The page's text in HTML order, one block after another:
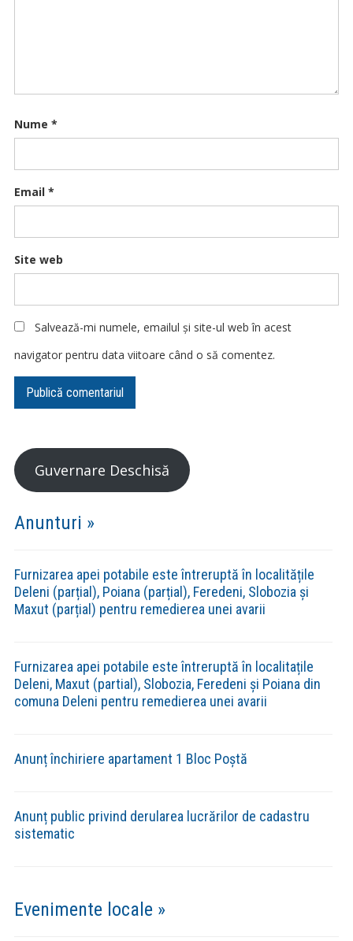
Guvernare Deschisă
Anunturi »
Furnizarea apei potabile este întreruptă în localitățile
Deleni (parțial), Poiana (parțial), Feredeni, Slobozia și
Maxut (parțial) pentru remedierea unei avarii
Furnizarea apei potabile este întreruptă în localitațile
Deleni, Maxut (partial), Slobozia, Feredeni și Poiana din
comuna Deleni pentru remedierea unei avarii
Anunț închiriere apartament 1 Bloc Poștă
Anunț public privind derularea lucrărilor de cadastru
sistematic
Evenimente locale »
Nume *
Email *
Site web
Salvează-mi numele, emailul și site-ul web în acest
navigator pentru data viitoare când o să comentez.